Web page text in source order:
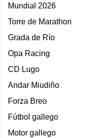
Mundial 2026
Torre de Marathon
Grada de Río
Opa Racing
CD Lugo
Andar Miudiño
Forza Breo
Fútbol gallego
Motor gallego